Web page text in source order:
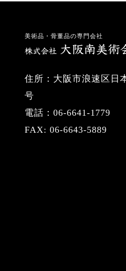
美術品・骨董品の専門会社
住所：大阪市浪速区日
号
電話：06-6641-1779
FAX: 06-6643-5889